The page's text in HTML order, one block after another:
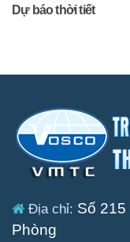
Dự báo thời tiết
Địa chỉ: Số 215
Phòng